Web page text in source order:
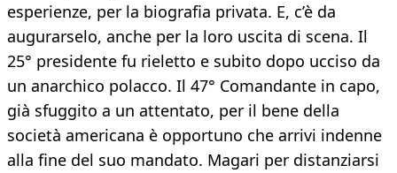
esperienze, per la biografia privata. E, c’è da
augurarselo, anche per la loro uscita di scena. Il
25° presidente fu rieletto e subito dopo ucciso da
un anarchico polacco. Il 47° Comandante in capo,
già sfuggito a un attentato, per il bene della
società americana è opportuno che arrivi indenne
alla fine del suo mandato. Magari per distanziarsi